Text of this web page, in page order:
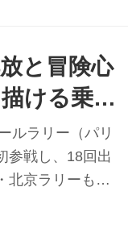
と冒険心
ける乗
敏則氏イ
編】
ルラリー（パリ
参戦し、18回出
北京ラリーも含
の準優勝を成し